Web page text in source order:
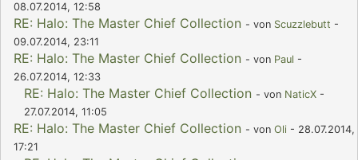
08.07.2014, 12:58
RE: Halo: The Master Chief Collection - von Scuzzlebutt -
09.07.2014, 23:11
RE: Halo: The Master Chief Collection - von Paul -
26.07.2014, 12:33
RE: Halo: The Master Chief Collection - von NaticX -
27.07.2014, 11:05
RE: Halo: The Master Chief Collection - von Oli - 28.07.2014,
17:21